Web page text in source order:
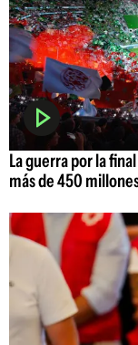
La guerra por la
más de 450